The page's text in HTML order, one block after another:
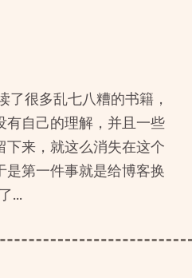
了很多乱七八糟的书籍，
有自己的理解，并且一些
下来，就这么消失在这个
是第一件事就是给博客换
...